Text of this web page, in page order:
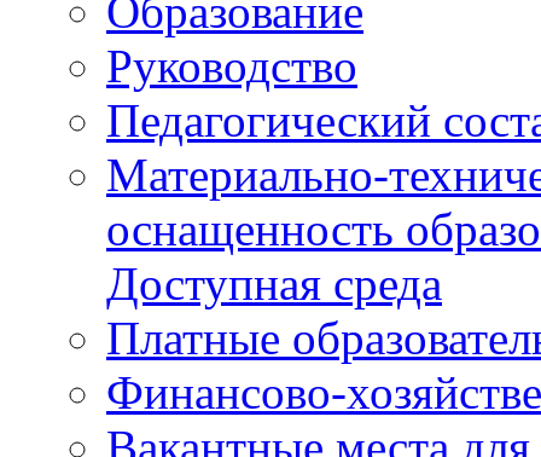
Образование
Руководство
Педагогический
Материально-
оснащенность
Доступная среда
Платные
Финансово-
Вакантные места